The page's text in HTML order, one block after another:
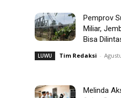
Pemprov
Miliar,
Bisa
LUWU Tim Redaksi -
Melinda